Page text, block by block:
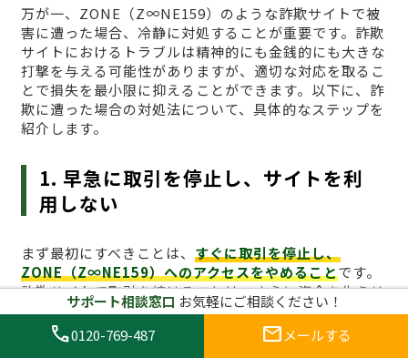
万が一、ZONE（Z∞NE159）のような詐欺サイトで被
害に遭った場合、冷静に対処することが重要です。詐欺
サイトにおけるトラブルは精神的にも金銭的にも大きな
打撃を与える可能性がありますが、適切な対応を取るこ
とで損失を最小限に抑えることができます。以下に、詐
欺に遭った場合の対処法について、具体的なステップを
紹介します。
1. 早急に取引を停止し、サイトを利
用しない
まず最初にすべきことは、 すぐに取引を停止し、
ZONE（Z∞NE159）へのアクセスをやめることです。
詐欺サイトで取引を続けることは、さらに資金を失うリ
スクを高めます。すでに資金を投入してしまった場合で
も、これ以上の損失を防ぐためには、冷静に取引を停止
し、プラットフォームへのアクセスを避けることが最も
サポート相談窓口 お気軽にご相談ください！
call0120-769-487 mail メールする